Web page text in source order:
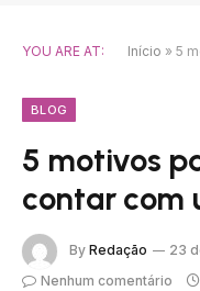
YOU ARE AT: Início » 5
BLOG
5 motivos
contar com
By Redação
23
Nenhum comentário